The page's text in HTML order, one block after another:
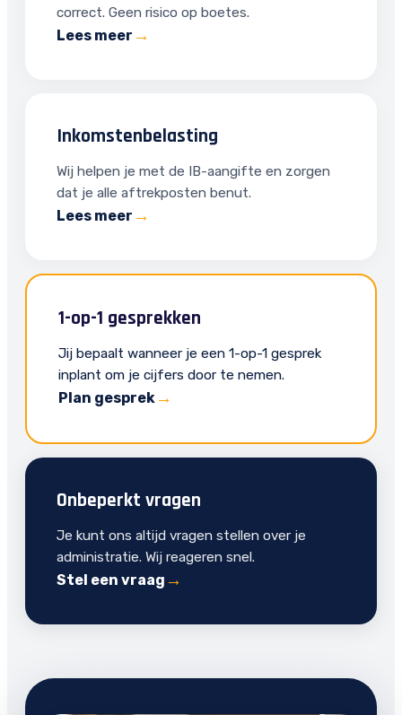
correct. Geen risico op boetes.
Lees meer
Inkomstenbelasting
Wij helpen je met de IB-aangifte en zorgen
dat je alle aftrekposten benut.
Lees meer
1-op-1 gesprekken
Jij bepaalt wanneer je een 1-op-1 gesprek
inplant om je cijfers door te nemen.
Plan gesprek
Onbeperkt vragen
Je kunt ons altijd vragen stellen over je
administratie. Wij reageren snel.
Stel een vraag